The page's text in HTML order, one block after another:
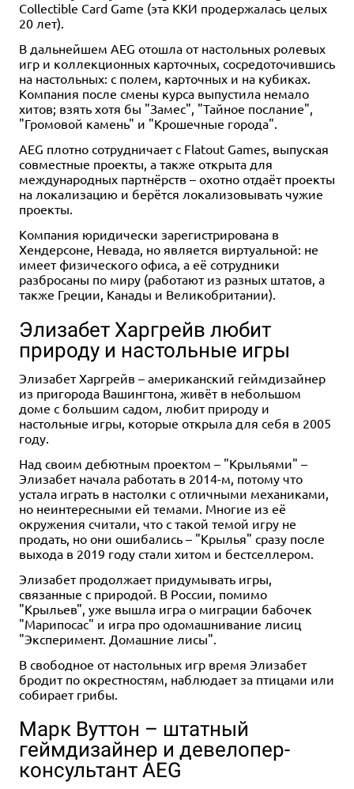
Collectible Card Game (эта ККИ продержалась целых
20 лет).
В дальнейшем AEG отошла от настольных ролевых
игр и коллекционных карточных, сосредоточившись
на настольных: с полем, карточных и на кубиках.
Компания после смены курса выпустила немало
хитов; взять хотя бы "Замес", "Тайное послание",
"Громовой камень" и "Крошечные города".
AEG плотно сотрудничает с Flatout Games, выпуская
совместные проекты, а также открыта для
международных партнёрств – охотно отдаёт проекты
на локализацию и берётся локализовывать чужие
проекты.
Компания юридически зарегистрирована в
Хендерсоне, Невада, но является виртуальной: не
имеет физического офиса, а её сотрудники
разбросаны по миру (работают из разных штатов, а
также Греции, Канады и Великобритании).
Элизабет Харгрейв любит
природу и настольные игры
Элизабет Харгрейв – американский геймдизайнер
из пригорода Вашингтона, живёт в небольшом
доме с большим садом, любит природу и
настольные игры, которые открыла для себя в 2005
году.
Над своим дебютным проектом – "Крыльями" –
Элизабет начала работать в 2014-м, потому что
устала играть в настолки с отличными механиками,
но неинтересными ей темами. Многие из её
окружения считали, что с такой темой игру не
продать, но они ошибались – "Крылья" сразу после
выхода в 2019 году стали хитом и бестселлером.
Элизабет продолжает придумывать игры,
связанные с природой. В России, помимо
"Крыльев", уже вышла игра о миграции бабочек
"Марипосас" и игра про одомашнивание лисиц
"Эксперимент. Домашние лисы".
В свободное от настольных игр время Элизабет
бродит по окрестностям, наблюдает за птицами или
собирает грибы.
Марк Вуттон – штатный
геймдизайнер и девелопер-
консультант AEG